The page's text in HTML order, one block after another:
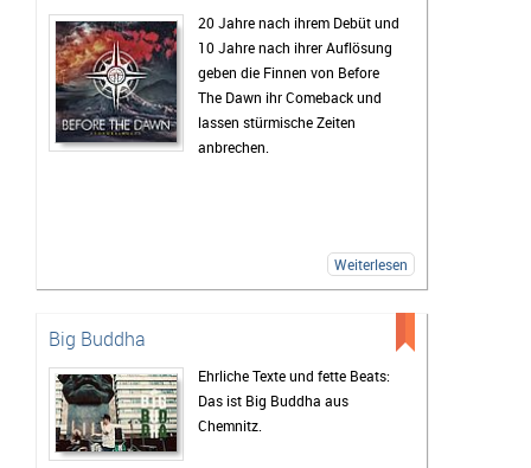
20 Jahre nach ihrem Debüt und
10 Jahre nach ihrer Auflösung
geben die Finnen von Before
The Dawn ihr Comeback und
lassen stürmische Zeiten
anbrechen.
Weiterlesen
Big Buddha
Ehrliche Texte und fette Beats:
Das ist Big Buddha aus
Chemnitz.